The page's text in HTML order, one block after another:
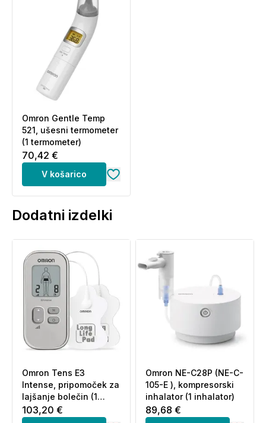
Omron Gentle Temp
521, ušesni termometer
(1 termometer)
70,42 €
V košarico
Dodatni izdelki
Omron Tens E3
Intense, pripomoček za
lajšanje bolečin (1
komplet)
103,20 €
Omron NE-C28P (NE-C-
105-E ), kompresorski
inhalator (1 inhalator)
89,68 €